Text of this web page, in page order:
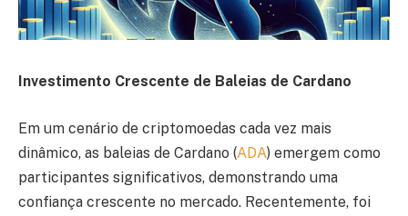
Investimento Crescente de Baleias de Cardano
Em um cenário de criptomoedas cada vez mais
dinâmico, as baleias de Cardano (ADA) emergem como
participantes significativos, demonstrando uma
confiança crescente no mercado. Recentemente, foi